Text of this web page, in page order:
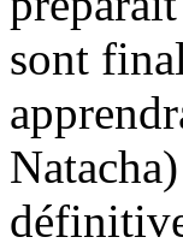
sont